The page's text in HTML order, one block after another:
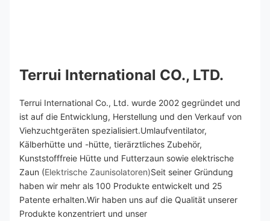
Terrui International CO., LTD.
Terrui International Co., Ltd. wurde 2002 gegründet und
ist auf die Entwicklung, Herstellung und den Verkauf von
Viehzuchtgeräten spezialisiert.Umlaufventilator,
Kälberhütte und -hütte, tierärztliches Zubehör,
Kunststofffreie Hütte und Futterzaun sowie elektrische
Zaun (Elektrische Zaunisolatoren)Seit seiner Gründung
haben wir mehr als 100 Produkte entwickelt und 25
Patente erhalten.Wir haben uns auf die Qualität unserer
Produkte konzentriert und unser